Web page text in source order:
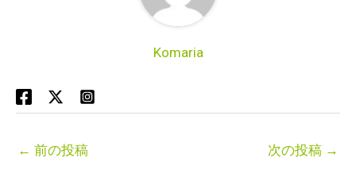
Komaria
← 前の投稿 次の投稿 →